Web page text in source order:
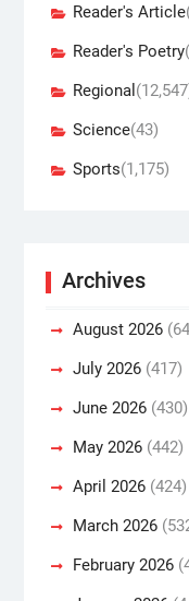
Reader's Article
Reader's Poetry
Regional
Science(43)
Sports(1,175)
Archives
August 2026
July 2026(417)
June 2026(430)
May 2026(442)
April 2026(424)
March 2026
February 2026